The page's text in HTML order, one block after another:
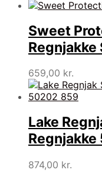
Sweet
Regnjakke
659,00 kr.
Lake
874,00 kr.